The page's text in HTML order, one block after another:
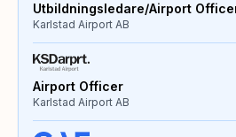
Utbildningsledare/Airport
Karlstad Airport AB
Airport Officer
Karlstad Airport AB